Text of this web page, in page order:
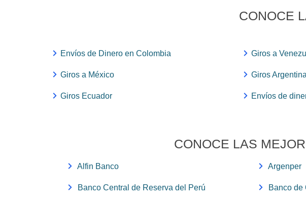
CONOCE
Envíos de Dinero en Colombia Giros a
Giros a México Giros
Giros Ecuador Envíos de
CONOCE LAS
Alfin Banco Argenper
Banco Central de Reserva del Perú Banco de